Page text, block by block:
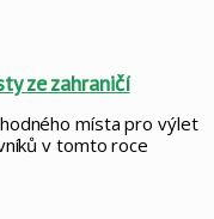
ze zahraničí
místa pro výlet
v tomto roce